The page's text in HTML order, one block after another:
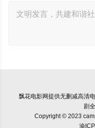
飘花电影网提供无删减高清
剧
Copyright © 2023
渝